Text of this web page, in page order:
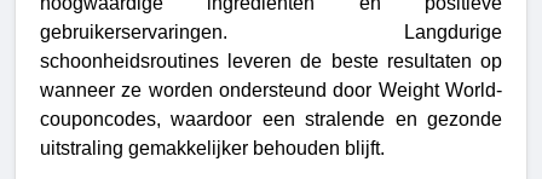
gebruikerservaringen. Langdurige
schoonheidsroutines leveren de beste resultaten op
wanneer ze worden ondersteund door Weight World-
couponcodes, waardoor een stralende en gezonde
uitstraling gemakkelijker behouden blijft.